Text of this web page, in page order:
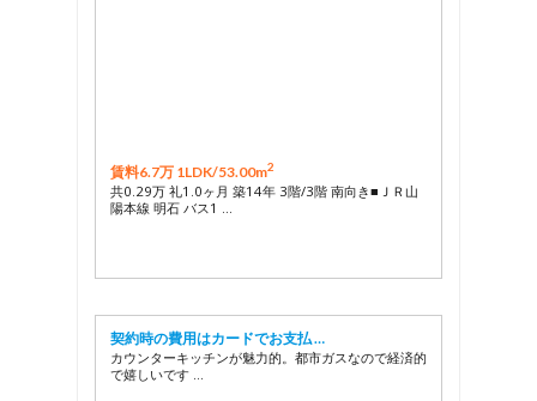
賃料6.7万 1LDK/53.00m2
共0.29万 礼1.0ヶ月 築14年 3階/3階 南向き■ＪＲ山
陽本線 明石 バス1 …
契約時の費用はカードでお支払 …
カウンターキッチンが魅力的。都市ガスなので経済的
で嬉しいです …